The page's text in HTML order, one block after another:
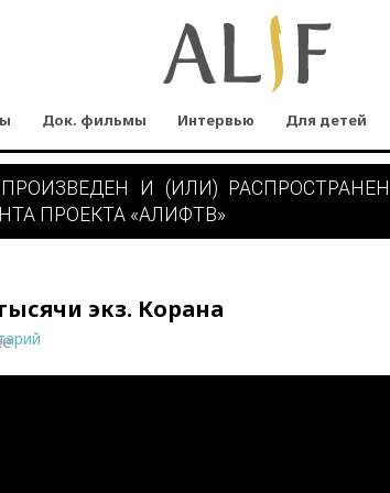
Док. фильмы Интервью Для детей
И (ИЛИ)
ПРОЕКТА «АЛИФТВ»
экз. Корана